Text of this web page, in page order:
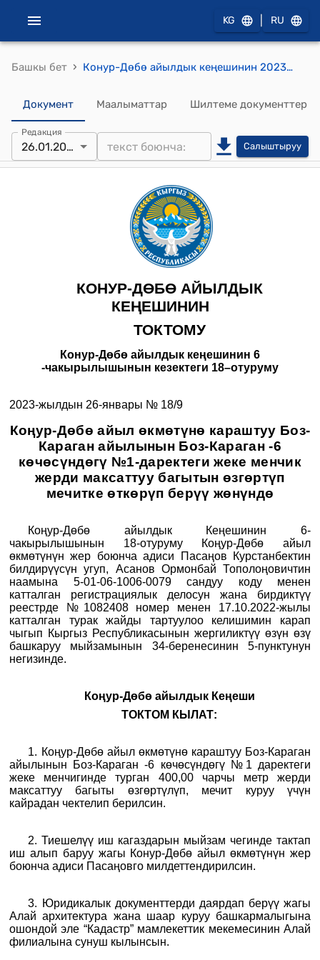
KG RU
Башкы бет › Конур-Дөбө айылдык кеңешинин 2023-жылдын 26-январы № 18/9 "Коңур-Дөбө айыл өкмөтүнө караштуу Боз-Караган айылынын Боз-Караган -6 көчөсүндөгү №1-даректеги жеке менчик жерди максаттуу багытын өзгөртүп мечитке өткөрүп берүү жөнүндө" токтому
Документ Маалыматтар Шилтеме документтер
Редакция
26.01.2023 Салыштыруу